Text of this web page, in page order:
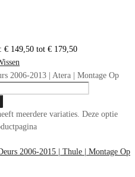
€ 149,50 tot € 179,50
2006-2013 | Atera | Montage Op
meerdere variaties. Deze optie